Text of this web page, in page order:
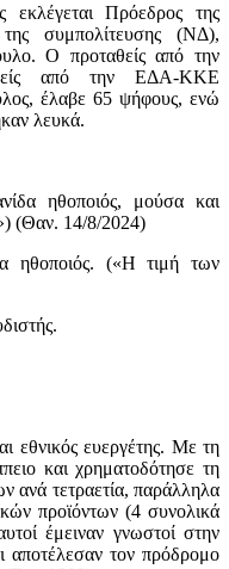
Πρόεδρος της
συμπολίτευσης (ΝΔ),
Ο προταθείς από την
από την ΕΔΑ-ΚΚΕ
έλαβε 65 ψήφους, ενώ
λευκά.
ηθοποιός, μούσα και
(Θαν. 14/8/2024)
ηθοποιός. («Η τιμή των
εθνικός ευεργέτης. Με τη
και χρηματοδότησε τη
τετραετία, παράλληλα
προϊόντων (4 συνολικά
έμειναν γνωστοί στην
αποτέλεσαν τον πρόδρομο